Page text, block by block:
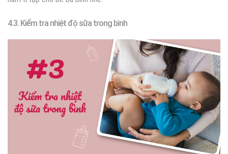
4.3. Kiểm tra nhiệt độ sữa trong bình